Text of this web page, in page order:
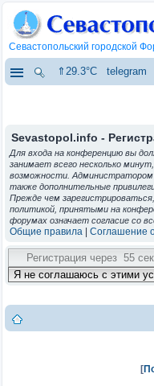
Севастопольский городской
⇑29.3°C telegram
Sevastopol.info -
Для входа на конференцию вы
занимает всего несколько
возможности.
также дополнительные
Прежде чем
политикой, принятыми на
форумах означает согласие со
Общие правила Соглашение
[